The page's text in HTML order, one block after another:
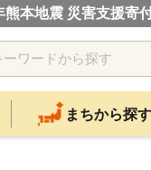
熊本地震 災害支援寄
まちから探す